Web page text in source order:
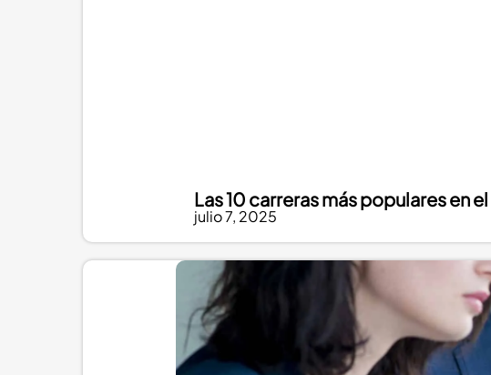
Las 10 carreras más populares en
julio 7, 2025